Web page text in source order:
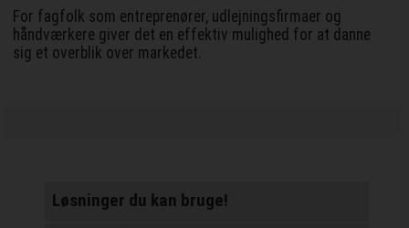
For fagfolk som entreprenører, udlejningsfirmaer og
håndværkere giver det en effektiv mulighed for at danne
sig et overblik over markedet.
Løsninger du kan bruge!